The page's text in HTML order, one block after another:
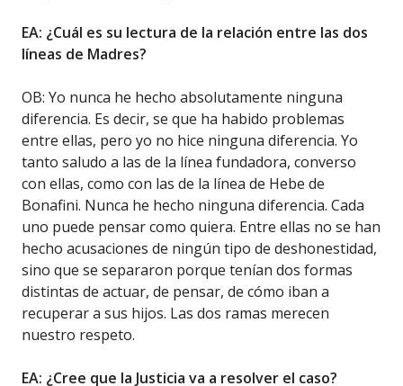
EA: ¿Cuál es su lectura de la relación entre las dos
líneas de Madres?
OB: Yo nunca he hecho absolutamente ninguna
diferencia. Es decir, se que ha habido problemas
entre ellas, pero yo no hice ninguna diferencia. Yo
tanto saludo a las de la línea fundadora, converso
con ellas, como con las de la línea de Hebe de
Bonafini. Nunca he hecho ninguna diferencia. Cada
uno puede pensar como quiera. Entre ellas no se han
hecho acusaciones de ningún tipo de deshonestidad,
sino que se separaron porque tenían dos formas
distintas de actuar, de pensar, de cómo iban a
recuperar a sus hijos. Las dos ramas merecen
nuestro respeto.
EA: ¿Cree que la Justicia va a resolver el caso?